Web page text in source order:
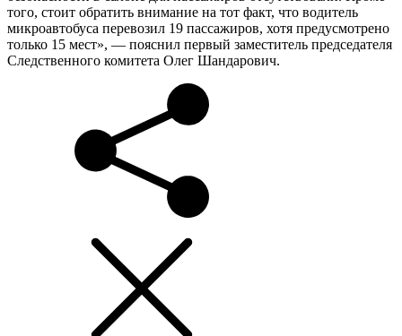
того, стоит обратить внимание на тот факт, что водитель
микроавтобуса перевозил 19 пассажиров, хотя предусмотрено
только 15 мест», — пояснил первый заместитель председателя
Следственного комитета Олег Шандарович.